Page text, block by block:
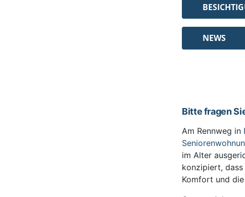
NEWS
Bitte fragen
Am Rennweg in
im Alter
konzipiert,
Komfort und